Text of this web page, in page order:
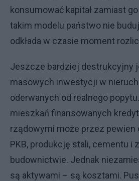
konsumować kapitał zamiast
takim modelu państwo nie
odkłada w czasie moment
Jeszcze bardziej destrukcyjny
masowych inwestycji w
oderwanych od realnego
mieszkań finansowanych
rządowymi może przez pewien
PKB, produkcję stali, cementu i
budownictwie. Jednak
są aktywami – są kosztami.